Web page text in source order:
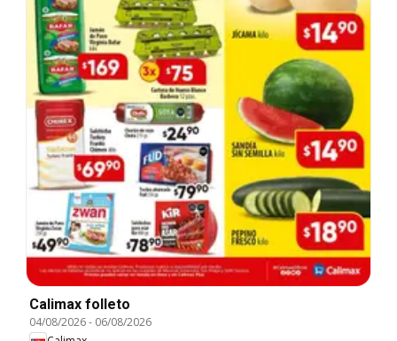
Calimax folleto
04/08/2026- 06/08/2026